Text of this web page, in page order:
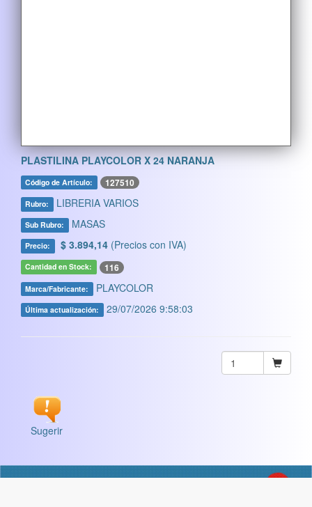
PLASTILINA PLAYCOLOR X 24 NARANJA
Código de Artículo: 127510
Rubro: LIBRERIA VARIOS
Sub Rubro: MASAS
Precio: $ 3.894,14 (Precios con IVA)
Cantidad en Stock: 116
Marca/Fabricante: PLAYCOLOR
Última actualización: 29/07/2026 9:58:03
Sugerir